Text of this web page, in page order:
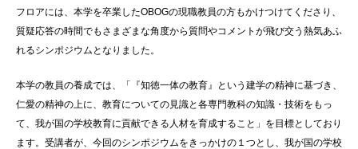
フロアには、本学を卒業したOBOGの現職教員の方もかけつけてくださり、
質疑応答の時間でもさまざまな角度から質問やコメントが飛び交う熱気あふ
れるシンポジウムとなりました。
本学の教員の養成では、「『知徳一体の教育』という建学の精神に基づき、
仁愛の精神の上に、教育についての見識と各専門教科の知識・技術をもっ
て、我が国の学校教育に貢献できる人材を育成すること」を目標としており
ます。受講者が、今回のシンポジウムをきっかけの１つとし、我が国の学校